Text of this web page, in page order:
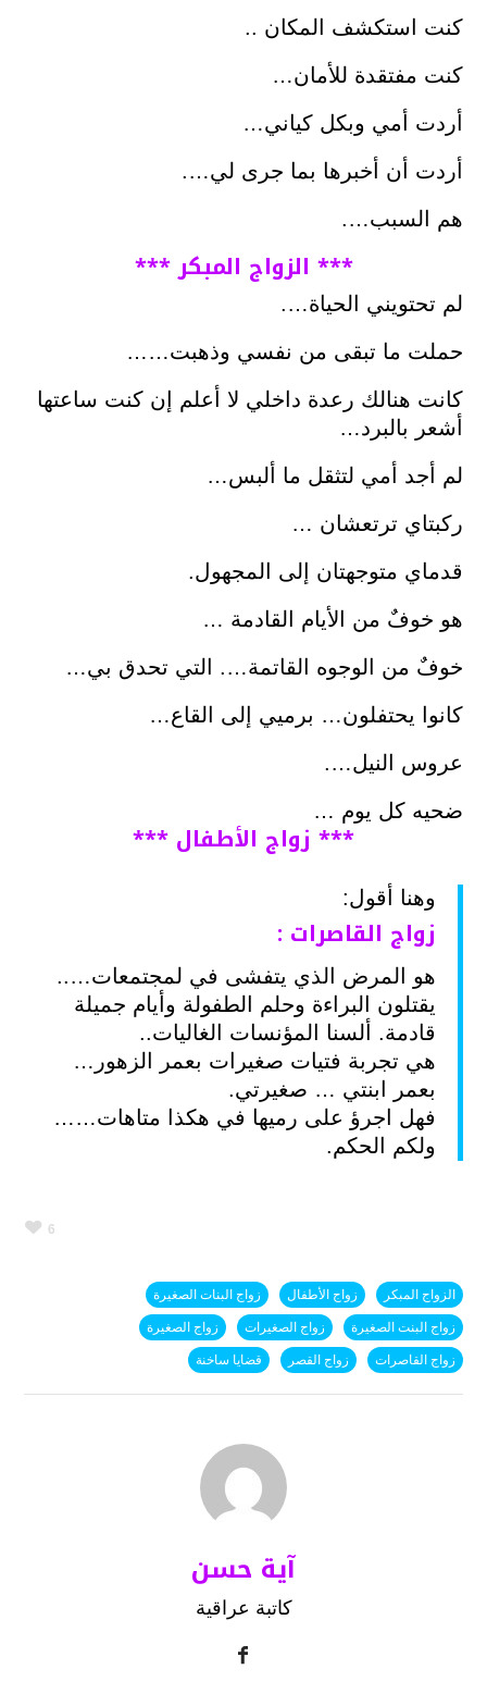
كنت استكشف المكان ..
كنت مفتقدة للأمان…
أردت أمي وبكل كياني…
أردت أن أخبرها بما جرى لي….
هم السبب….
*** الزواج المبكر ***
لم تحتويني الحياة….
حملت ما تبقى من نفسي وذهبت……
كانت هنالك رعدة داخلي لا أعلم إن كنت ساعتها
أشعر بالبرد…
لم أجد أمي لتثقل ما ألبس…
ركبتاي ترتعشان …
قدماي متوجهتان إلى المجهول.
هو خوفٌ من الأيام القادمة …
خوفٌ من الوجوه القاتمة…. التي تحدق بي…
كانوا يحتفلون… برميي إلى القاع…
عروس النيل….
ضحيه كل يوم …
*** زواج الأطفال ***
وهنا أقول:
زواج القاصرات :
هو المرض الذي يتفشى في لمجتمعات…..
يقتلون البراءة وحلم الطفولة وأيام جميلة
قادمة. ألسنا المؤنسات الغاليات..
هي تجربة فتيات صغيرات بعمر الزهور…
بعمر ابنتي … صغيرتي.
فهل اجرؤ على رميها في هكذا متاهات……
ولكم الحكم.
6
الزواج المبكر زواج الأطفال زواج البنات الصغيرة
زواج البنت الصغيرة زواج الصغيرات زواج الصغيرة
زواج القاصرات زواج القصر قضايا ساخنة
آية حسن
كاتبة عراقية